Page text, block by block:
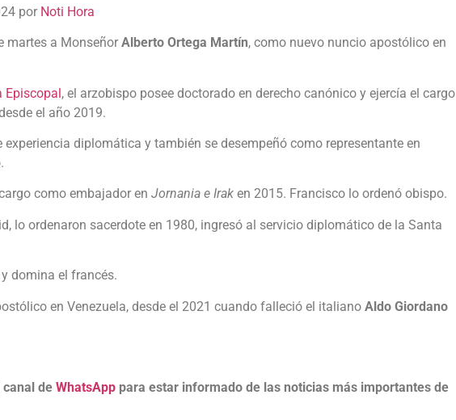
por Noti Hora
martes a Monseñor Alberto Ortega Martín, como nuevo nuncio apostólico en
Episcopal, el arzobispo posee doctorado en derecho canónico y ejercía el cargo
el año 2019.
diplomática y también se desempeñó como representante en
como embajador en Jornania e Irak en 2015. Francisco lo ordenó obispo.
lo ordenaron sacerdote en 1980, ingresó al servicio diplomático de la Santa
domina el francés.
en Venezuela, desde el 2021 cuando falleció el italiano Aldo Giordano
canal de WhatsApp para estar informado de las noticias más importantes de